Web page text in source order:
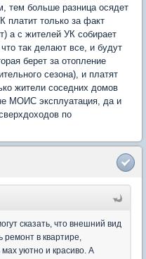
тем больше разница осядет
платит только за факт
а с жителей УК собирает
так делают все, и будут
берет за отопление
сезона), и платят
жители соседних домов
МОИС эксплуатация, да и
по
сказать, что внешний вид
ремонт в квартире,
уютно и красиво. А